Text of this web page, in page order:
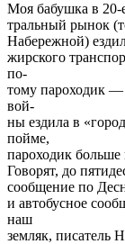
Моя бабушка в 20-
тральный рынок
Набережной)
жирского
по-
тому пароходик —
вой-
ны ездила в
пойме,
пароходик больше
Говорят, до
сообщение по
и автобусное
наш
земляк, писатель